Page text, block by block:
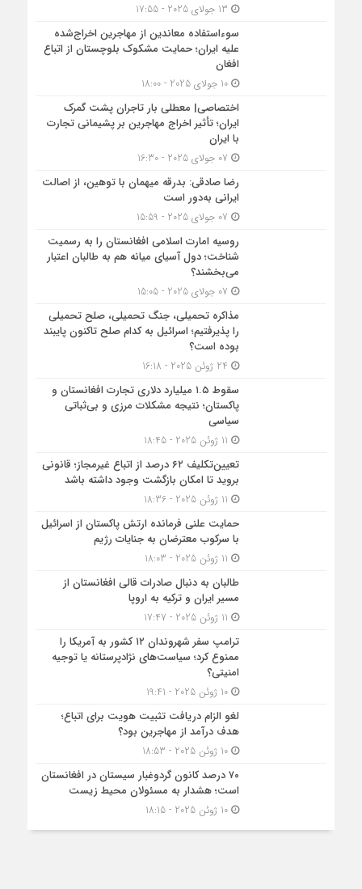
سوءاستفاده معاندین از مهاجرین اخراج‌شده
علیه ایران؛ حمایت مشکوک بلوچستان از اتباع
افغان
10 جولای 2025 - 18:00
اختصاصی| معطلی بار تاجران پشت گمرک
ایران؛ تأثیر اخراج مهاجرین بر پشیمانی تجارت
با ایران
رضا صادقی: بدرقه میهمان با توهین، از اصالت
ایرانی به‌دور است
روسیه امارت اسلامی افغانستان را به رسمیت
شناخت؛ دول آسیای میانه هم به طالبان اعتبار
می‎‌بخشند؟
مذاکره تحمیلی، جنگ تحمیلی، صلح تحمیلی
را پذیرفتیم؛ اسرائیل به کدام صلح تاکنون پایبند
بوده است؟
سقوط ۱.۵ میلیارد دلاری تجارت افغانستان و
پاکستان؛ نتیجه مشکلات مرزی و بی‌ثباتی
سیاسی
تعیین‌تکلیف ۶۲ درصد از اتباع غیرمجاز؛ قانونی
بروید تا امکان بازگشت وجود داشته باشد
حمایت علنی فرمانده ارتش پاکستان از اسرائیل
با سرکوب معترضان به جنایات رژیم
طالبان به دنبال صادرات قالی افغانستان از
مسیر ایران و ترکیه به اروپا
ترامپ سفر شهروندان ۱۲ کشور به آمریکا را
ممنوع کرد؛ سیاست‌های نژادپرستانه یا توجیه
امنیتی؟
10 ژوئن 2025 - 19:41
لغو الزام دریافت تثبیت هویت برای اتباع؛
هدف درآمد از مهاجرین بود؟
10 ژوئن 2025 - 18:53
۷۰ درصد کانون گردوغبار سیستان در افغانستان
است؛ هشدار به مسئولان محیط زیست
10 ژوئن 2025 - 18:15